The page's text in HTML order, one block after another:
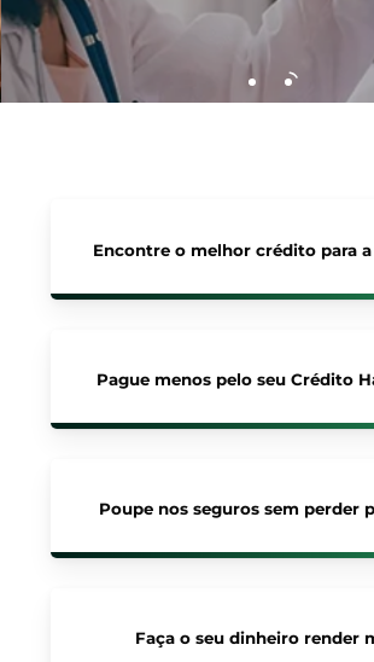
Encontre o melhor crédito para a
Pague menos pelo seu Crédito
Poupe nos seguros sem perder
Faça o seu dinheiro render